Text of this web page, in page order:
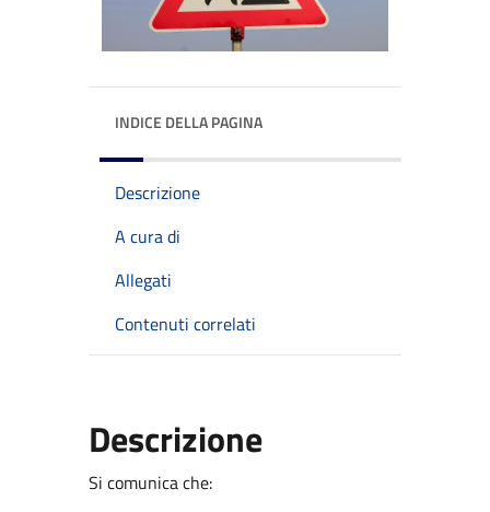
INDICE DELLA PAGINA
Descrizione
A cura di
Allegati
Contenuti correlati
Descrizione
Si comunica che: